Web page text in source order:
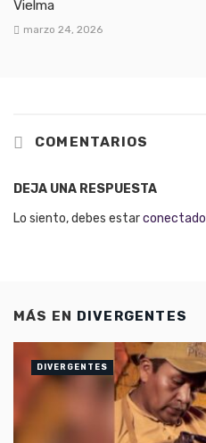
Vielma
marzo 24, 2026
COMENTARIOS
DEJA UNA RESPUESTA
Lo siento, debes estarconectado
MÁS EN DIVERGENTES
DIVERGENTES